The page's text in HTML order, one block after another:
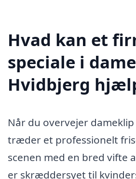
Hvad kan et
speciale i
Hvidbjerg
Når du overvejer
træder et professionelt
scenen med en bred vifte
er skræddersyet til